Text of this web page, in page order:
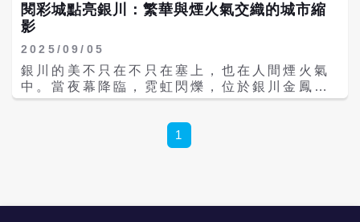
閱彩城點亮銀川：繁華與煙火氣交織的城市縮
影
2025/09/05
銀川的美不只在不只在塞上，也在人間煙火氣
中。當夜幕降臨，霓虹閃爍，位於銀川金鳳區
城北核心地帶的閱彩城人潮湧動。作為寧夏最
民休閒娛樂的熱門去處，更逐漸成為外地遊客
感受銀川繁華與西北風味的窗口。 建築面積達
1